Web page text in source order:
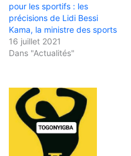
pour les sportifs : les
précisions de Lidi Bessi
Kama, la ministre des sports
16 juillet 2021
Dans "Actualités"